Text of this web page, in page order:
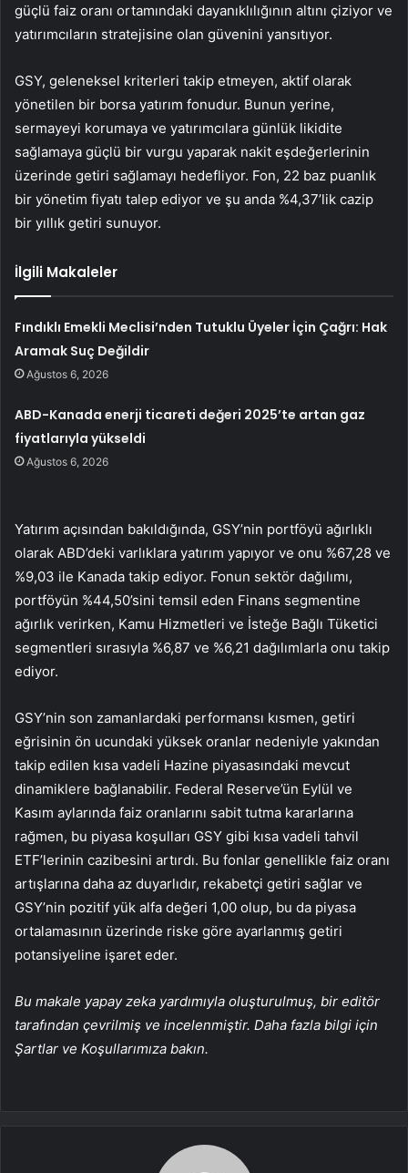
güçlü faiz oranı ortamındaki dayanıklılığının altını çiziyor ve
yatırımcıların stratejisine olan güvenini yansıtıyor.
GSY, geleneksel kriterleri takip etmeyen, aktif olarak
yönetilen bir borsa yatırım fonudur. Bunun yerine,
sermayeyi korumaya ve yatırımcılara günlük likidite
sağlamaya güçlü bir vurgu yaparak nakit eşdeğerlerinin
üzerinde getiri sağlamayı hedefliyor. Fon, 22 baz puanlık
bir yönetim fiyatı talep ediyor ve şu anda %4,37’lik cazip
bir yıllık getiri sunuyor.
İlgili Makaleler
Fındıklı Emekli Meclisi’nden Tutuklu Üyeler İçin Çağrı: Hak
Aramak Suç Değildir
Ağustos 6, 2026
ABD-Kanada enerji ticareti değeri 2025’te artan gaz
fiyatlarıyla yükseldi
Ağustos 6, 2026
Yatırım açısından bakıldığında, GSY’nin portföyü ağırlıklı
olarak ABD’deki varlıklara yatırım yapıyor ve onu %67,28 ve
%9,03 ile Kanada takip ediyor. Fonun sektör dağılımı,
portföyün %44,50’sini temsil eden Finans segmentine
ağırlık verirken, Kamu Hizmetleri ve İsteğe Bağlı Tüketici
segmentleri sırasıyla %6,87 ve %6,21 dağılımlarla onu takip
ediyor.
GSY’nin son zamanlardaki performansı kısmen, getiri
eğrisinin ön ucundaki yüksek oranlar nedeniyle yakından
takip edilen kısa vadeli Hazine piyasasındaki mevcut
dinamiklere bağlanabilir. Federal Reserve’ün Eylül ve
Kasım aylarında faiz oranlarını sabit tutma kararlarına
rağmen, bu piyasa koşulları GSY gibi kısa vadeli tahvil
ETF’lerinin cazibesini artırdı. Bu fonlar genellikle faiz oranı
artışlarına daha az duyarlıdır, rekabetçi getiri sağlar ve
GSY’nin pozitif yük alfa değeri 1,00 olup, bu da piyasa
ortalamasının üzerinde riske göre ayarlanmış getiri
potansiyeline işaret eder.
Bu makale yapay zeka yardımıyla oluşturulmuş, bir editör
tarafından çevrilmiş ve incelenmiştir. Daha fazla bilgi için
Şartlar ve Koşullarımıza bakın.